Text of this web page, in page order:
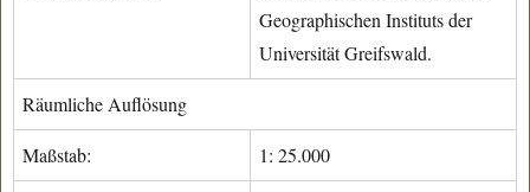
Geographischen Instituts der
Universität Greifswald.
Räumliche Auflösung
Maßstab: 1: 25.000